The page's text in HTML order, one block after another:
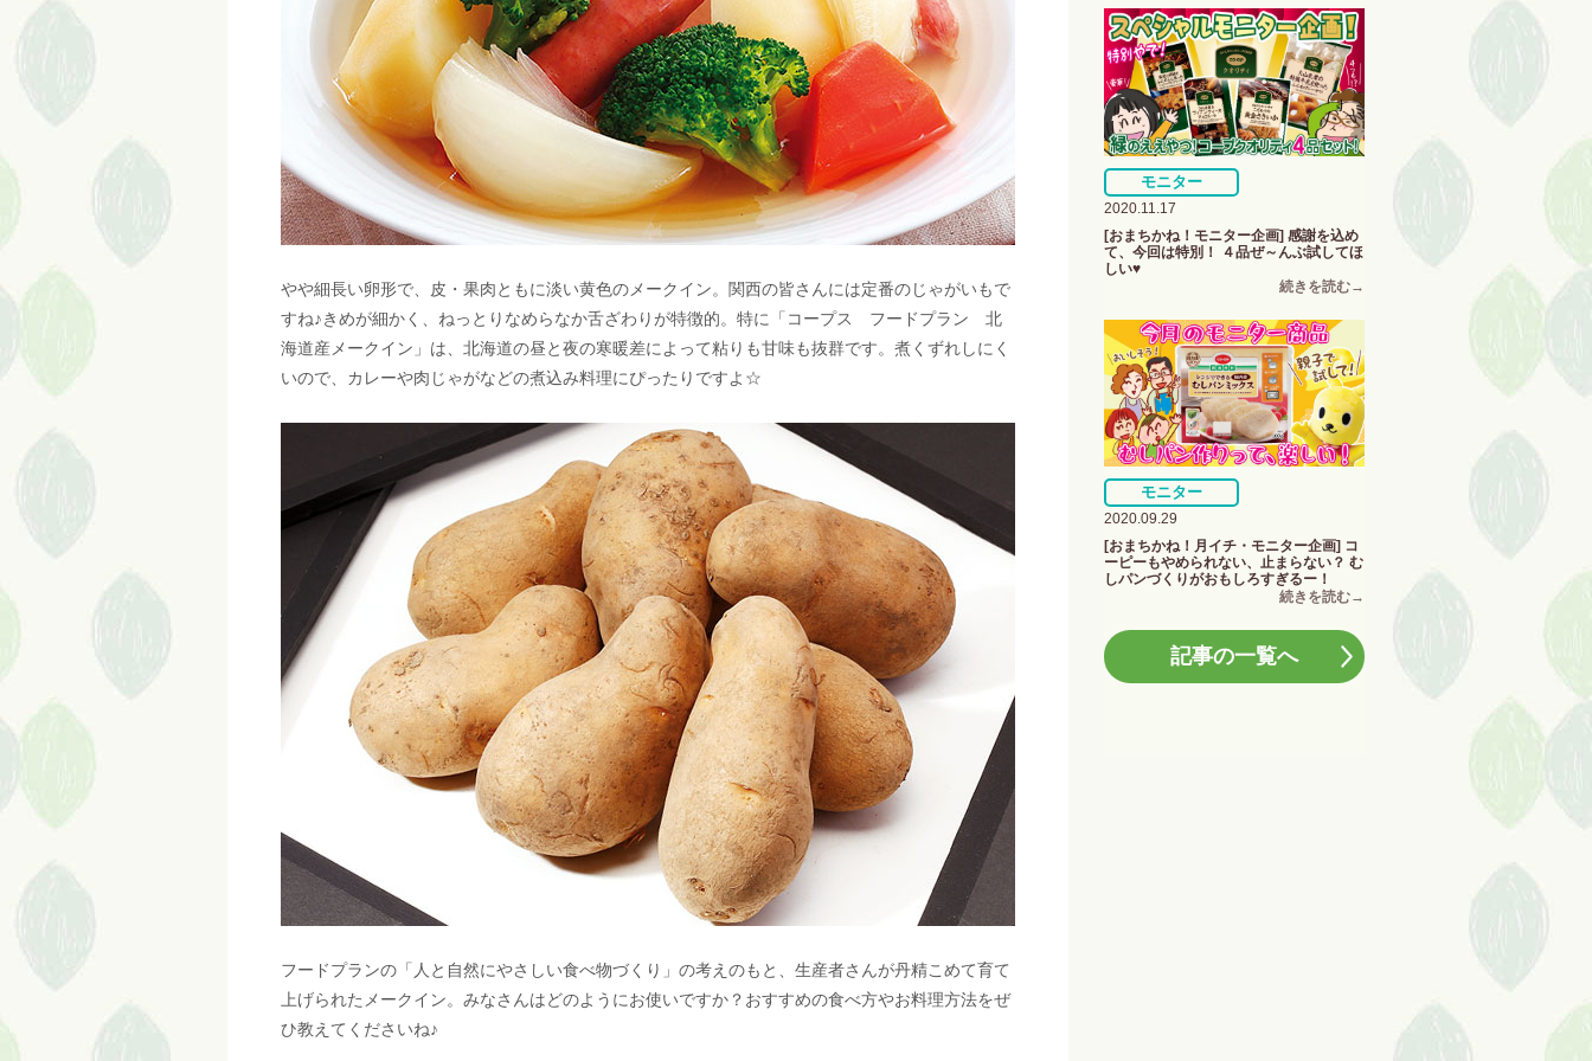
やや細長い卵形で、皮・果肉ともに淡い黄色のメークイン。関西の皆さんには定番のじゃがいもで
すね♪きめが細かく、ねっとりなめらなか舌ざわりが特徴的。特に「コープス フードプラン 北
海道産メークイン」は、北海道の昼と夜の寒暖差によって粘りも甘味も抜群です。煮くずれしにく
いので、カレーや肉じゃがなどの煮込み料理にぴったりですよ☆
フードプランの「人と自然にやさしい食べ物づくり」の考えのもと、生産者さんが丹精こめて育て
上げられたメークイン。みなさんはどのようにお使いですか？おすすめの食べ方やお料理方法をぜ
ひ教えてくださいね♪
モニター
2020.11.17
[おまちかね！モニター企画] 感謝を込め
て、今回は特別！ ４品ぜ～んぶ試してほ
しい♥
モニター
2020.09.29
[おまちかね！月イチ・モニター企画] コ
ーピーもやめられない、止まらない？ む
しパンづくりがおもしろすぎるー！
記事の一覧へ